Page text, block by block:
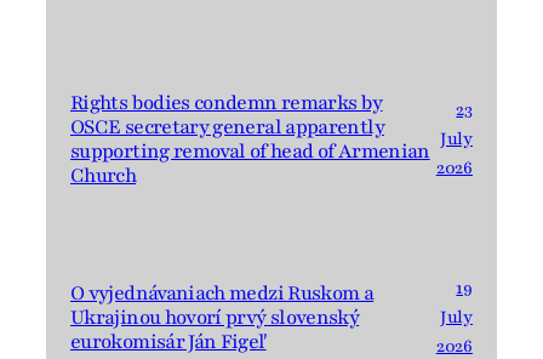
Rights bodies condemn remarks by
OSCE secretary general apparently
supporting removal of head of Armenian
Church
23
July
2026
O vyjednávaniach medzi Ruskom a
Ukrajinou hovorí prvý slovenský
eurokomisár Ján Figeľ
19
July
2026